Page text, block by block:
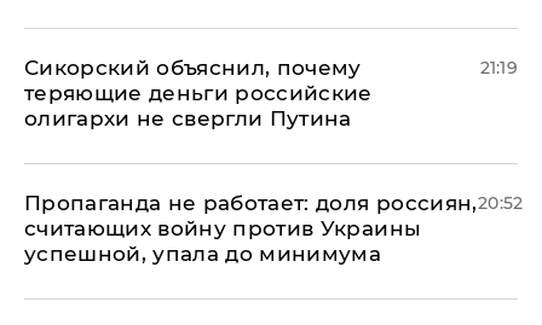
Сикорский объяснил, почему
теряющие деньги российские
олигархи не свергли Путина
21:19
​Пропаганда не работает: доля россиян,
считающих войну против Украины
успешной, упала до минимума
20:52